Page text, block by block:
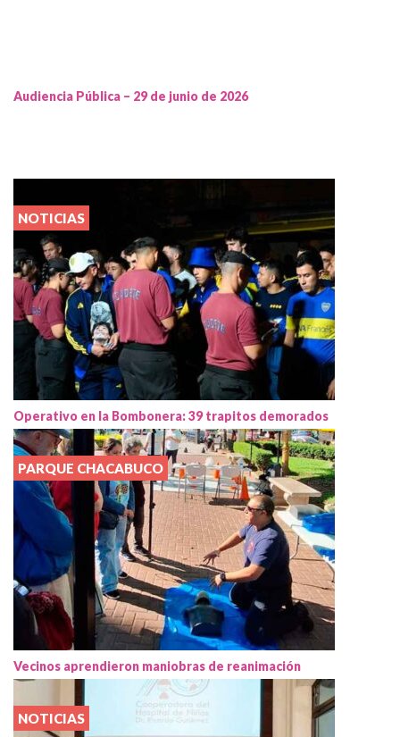
Audiencia Pública – 29 de junio de 2026
NOTICIAS
Operativo en la Bombonera: 39 trapitos demorados
PARQUE CHACABUCO
Vecinos aprendieron maniobras de reanimación
NOTICIAS